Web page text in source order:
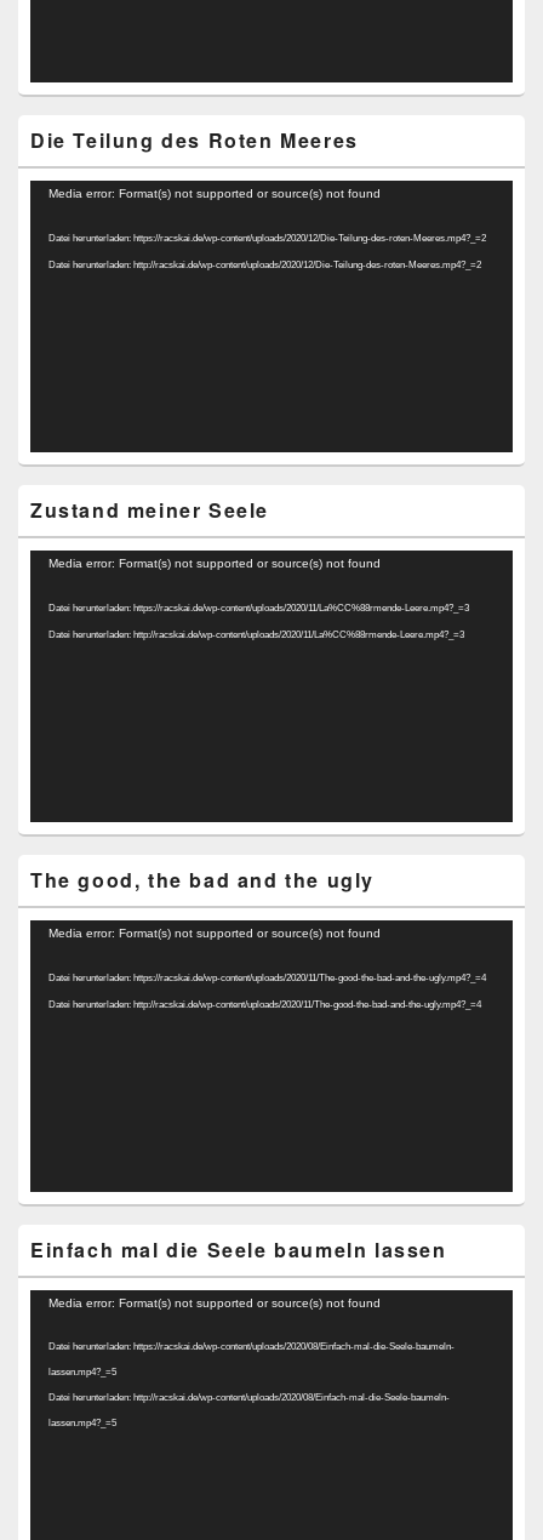
Die Teilung des Roten Meeres
Video-
Media error: Format(s) not supported or source(s) not found
Datei herunterladen: https://racskai.de/wp-content/uploads/2020/12/Die-Teilung-des-roten-Meeres.mp4?_=2
Datei herunterladen: http://racskai.de/wp-content/uploads/2020/12/Die-Teilung-des-roten-Meeres.mp4?_=2
Zustand meiner Seele
Video-
Media error: Format(s) not supported or source(s) not found
Datei herunterladen: https://racskai.de/wp-content/uploads/2020/11/La%CC%88rmende-Leere.mp4?_=3
Datei herunterladen: http://racskai.de/wp-content/uploads/2020/11/La%CC%88rmende-Leere.mp4?_=3
The good, the bad and the ugly
Video-
Media error: Format(s) not supported or source(s) not found
Datei herunterladen: https://racskai.de/wp-content/uploads/2020/11/The-good-the-bad-and-the-ugly.mp4?_=4
Datei herunterladen: http://racskai.de/wp-content/uploads/2020/11/The-good-the-bad-and-the-ugly.mp4?_=4
Einfach mal die Seele baumeln lassen
Video-
Media error: Format(s) not supported or source(s) not found
Datei herunterladen: https://racskai.de/wp-content/uploads/2020/08/Einfach-mal-die-Seele-baumeln-
lassen.mp4?_=5
Datei herunterladen: http://racskai.de/wp-content/uploads/2020/08/Einfach-mal-die-Seele-baumeln-
lassen.mp4?_=5